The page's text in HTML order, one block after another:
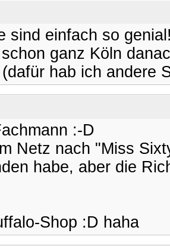
sind einfach so
ganz Köln
hab ich andere
:-D
Netz nach "Miss
habe, aber die
Shop :D haha